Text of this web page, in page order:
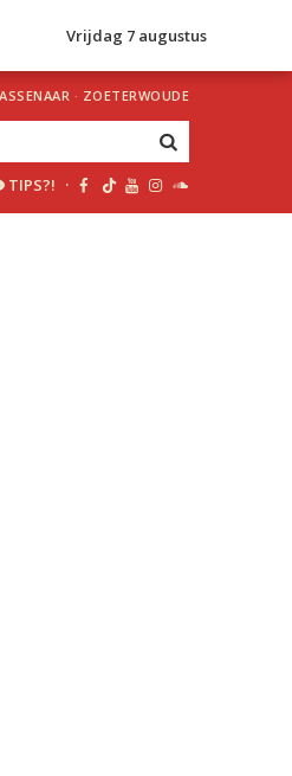
Vrijdag 7 augustus
· ZOETERWOUDE
TIPS?! ·